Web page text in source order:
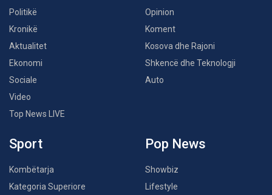
Politikë
Kronikë
Aktualitet
Ekonomi
Sociale
Video
Top News LIVE
Opinion
Koment
Kosova dhe Rajoni
Shkencë dhe Teknologji
Auto
Sport
Kombëtarja
Kategoria Superiore
Pop News
Showbiz
Lifestyle